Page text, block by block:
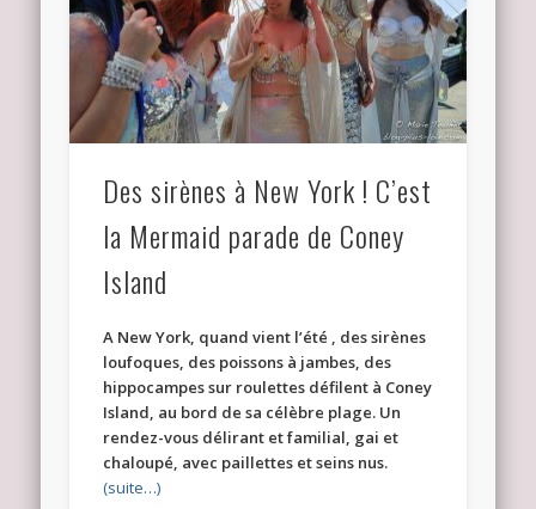
Des sirènes à New York ! C’est
la Mermaid parade de Coney
Island
A New York, quand vient l’été , des sirènes
loufoques, des poissons à jambes, des
hippocampes sur roulettes défilent à Coney
Island, au bord de sa célèbre plage. Un
rendez-vous délirant et familial, gai et
chaloupé, avec paillettes et seins nus.
(suite…)